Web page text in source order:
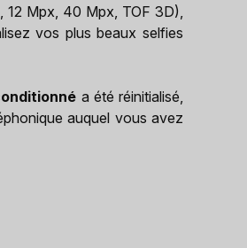
12 Mpx, 40 Mpx, TOF 3D),
vos plus beaux selfies
a été réinitialisé,
auquel vous avez